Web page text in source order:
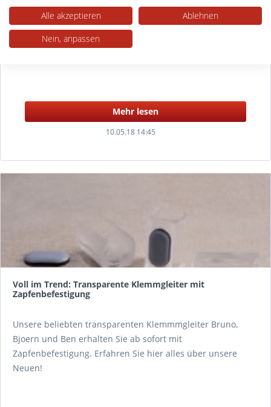
Ab sofort erhalten Sie alle Modelle auch mit 8 mm Zapfen.
Mehr lesen
10.05.18 14:45
Voll im Trend: Transparente Klemmgleiter mit
Zapfenbefestigung
Unsere beliebten transparenten Klemmmgleiter Bruno,
Bjoern und Ben erhalten Sie ab sofort mit
Zapfenbefestigung. Erfahren Sie hier alles über unsere
Neuen!
Alle akzeptieren
Ablehnen
Nein, anpassen